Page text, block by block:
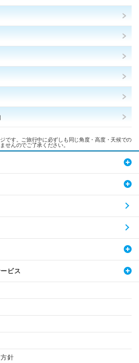
です。ご旅行中に必ずしも同じ角度・高度・天候での
せんのでご了承ください。
ビス
針